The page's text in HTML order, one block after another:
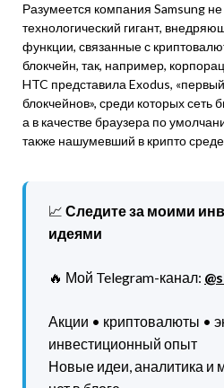
Разумеется компания Samsung
технологический гигант,
функции, связанные с
блокчейн, так, например,
HTC представила Exodus,
блокчейнов», среди которых сеть
а в качестве браузера по
также нашумевший в крипто среде
📈 Следите за моими
идеями
🔥 Мой Telegram-канал:
Акции • криптовалюты •
инвестиционный опыт
Новые идеи, аналитика и